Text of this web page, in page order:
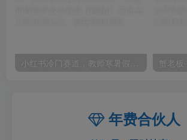
小红书冷门赛道，教师寒暑假项目，多种连环套的变现方式，还能矩阵操作放大收益【揭秘】
年费合伙人